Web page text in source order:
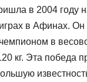
в 2004 году
в Афинах. Он
в
кг. Эта победа